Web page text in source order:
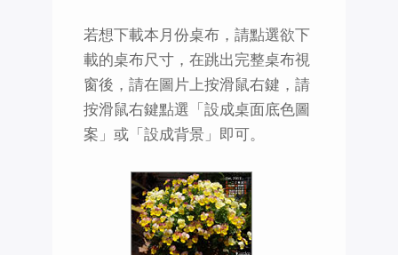
若想下載本月份桌布，請點選欲下
載的桌布尺寸，在跳出完整桌布視
窗後，請在圖片上按滑鼠右鍵，請
按滑鼠右鍵點選「設成桌面底色圖
案」或「設成背景」即可。